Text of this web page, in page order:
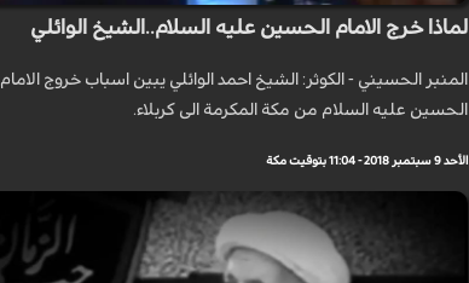
لماذا خرج الامام الحسين عليه السلام..الشيخ الوائلي
المنبر الحسيني - الكوثر: الشيخ احمد الوائلي يبين اسباب خروج الامام
الحسين عليه السلام من مكة المكرمة الى كربلاء.
الأحد 9 سبتمبر 2018 - 11:04 بتوقيت مكة